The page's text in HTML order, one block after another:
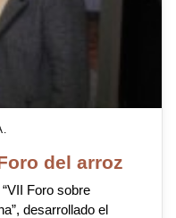
del arroz
Foro sobre
desarrollado el